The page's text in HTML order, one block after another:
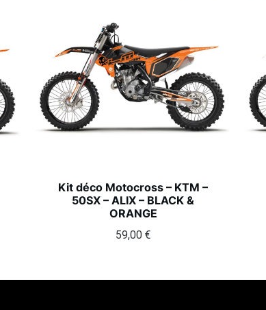
Kit déco Motocross – KTM –
50SX – ALIX – BLACK &
ORANGE
59,00 €